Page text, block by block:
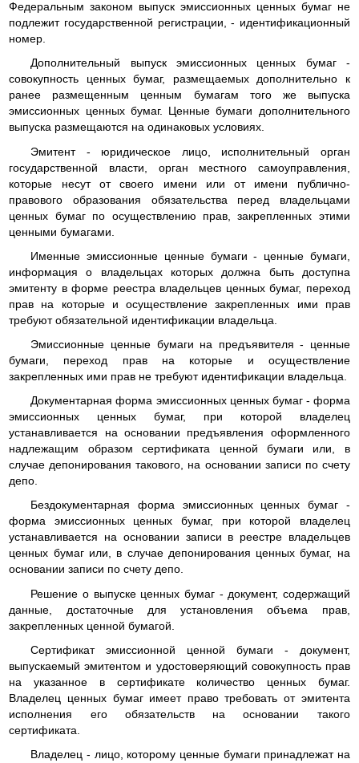
Федеральным законом выпуск эмиссионных ценных бумаг не
подлежит государственной регистрации, - идентификационный
номер.
Дополнительный выпуск эмиссионных ценных бумаг -
совокупность ценных бумаг, размещаемых дополнительно к
ранее размещенным ценным бумагам того же выпуска
эмиссионных ценных бумаг. Ценные бумаги дополнительного
выпуска размещаются на одинаковых условиях.
Эмитент - юридическое лицо, исполнительный орган
государственной власти, орган местного самоуправления,
которые несут от своего имени или от имени публично-
правового образования обязательства перед владельцами
ценных бумаг по осуществлению прав, закрепленных этими
ценными бумагами.
Именные эмиссионные ценные бумаги - ценные бумаги,
информация о владельцах которых должна быть доступна
эмитенту в форме реестра владельцев ценных бумаг, переход
прав на которые и осуществление закрепленных ими прав
требуют обязательной идентификации владельца.
Эмиссионные ценные бумаги на предъявителя - ценные
бумаги, переход прав на которые и осуществление
закрепленных ими прав не требуют идентификации владельца.
Документарная форма эмиссионных ценных бумаг - форма
эмиссионных ценных бумаг, при которой владелец
устанавливается на основании предъявления оформленного
надлежащим образом сертификата ценной бумаги или, в
случае депонирования такового, на основании записи по счету
депо.
Бездокументарная форма эмиссионных ценных бумаг -
форма эмиссионных ценных бумаг, при которой владелец
устанавливается на основании записи в реестре владельцев
ценных бумаг или, в случае депонирования ценных бумаг, на
основании записи по счету депо.
Решение о выпуске ценных бумаг - документ, содержащий
данные, достаточные для установления объема прав,
закрепленных ценной бумагой.
Сертификат эмиссионной ценной бумаги - документ,
выпускаемый эмитентом и удостоверяющий совокупность прав
на указанное в сертификате количество ценных бумаг.
Владелец ценных бумаг имеет право требовать от эмитента
исполнения его обязательств на основании такого
сертификата.
Владелец - лицо, которому ценные бумаги принадлежат на